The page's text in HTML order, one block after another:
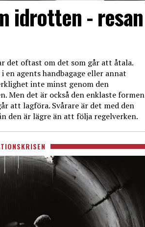
idrotten - resan
det oftast om det som går att åtala.
en agents handbagage eller annat
inte minst genom den
Men det är också den enklaste formen
att lagföra. Svårare är det med den
den är lägre än att följa regelverken.